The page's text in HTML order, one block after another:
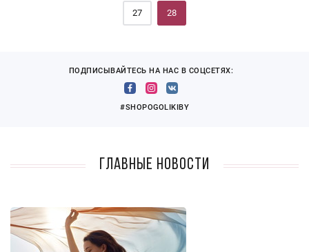
27 28
ПОДПИСЫВАЙТЕСЬ НА НАС В СОЦСЕТЯХ:
#SHOPOGOLIKIBY
Главные новости